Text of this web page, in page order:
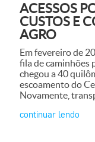
ACESSOS
CUSTOS E
AGRO
Em fevereiro de
fila de caminhões
chegou a 40
escoamento do
Novamente,
continuar lendo